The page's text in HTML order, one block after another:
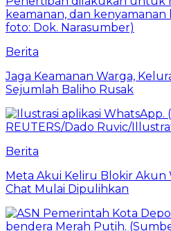
Berita
Jaga Keamanan Warga,
Sejumlah Baliho Rusak
Berita
Meta Akui Keliru Blokir Akun
Chat Mulai Dipulihkan